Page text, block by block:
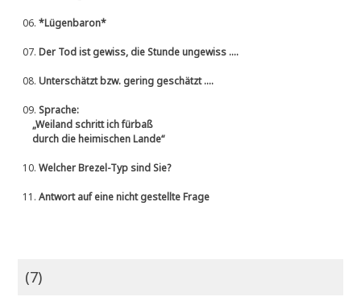
06.*Lügenbaron*
07.Der Tod ist gewiss, die Stunde ungewiss ....
08.Unterschätzt bzw. gering geschätzt ....
09.Sprache:
„Weiland schritt ich fürbaß
durch die heimischen Lande“
10.Welcher Brezel-Typ sind Sie?
11.Antwort auf eine nicht gestellte Frage
(7)